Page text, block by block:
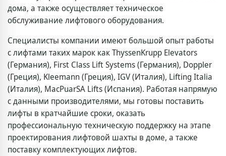
дома, а также осуществляет техническое
обслуживание лифтового оборудования.
Специалисты компании имеют большой опыт работы
с лифтами таких марок как ThyssenKrupp Elevators
(Германия), First Class Lift Systems (Германия), Doppler
(Греция), Kleemann (Греция), IGV (Италия), Lifting Italia
(Италия), MacPuarSA Lifts (Испания). Работая напрямую
с данными производителями, мы готовы поставить
лифты в кратчайшие сроки, оказать
профессиональную техническую поддержку на этапе
проектирования лифтовой шахты в доме, а также
поставку комплектующих лифтов.